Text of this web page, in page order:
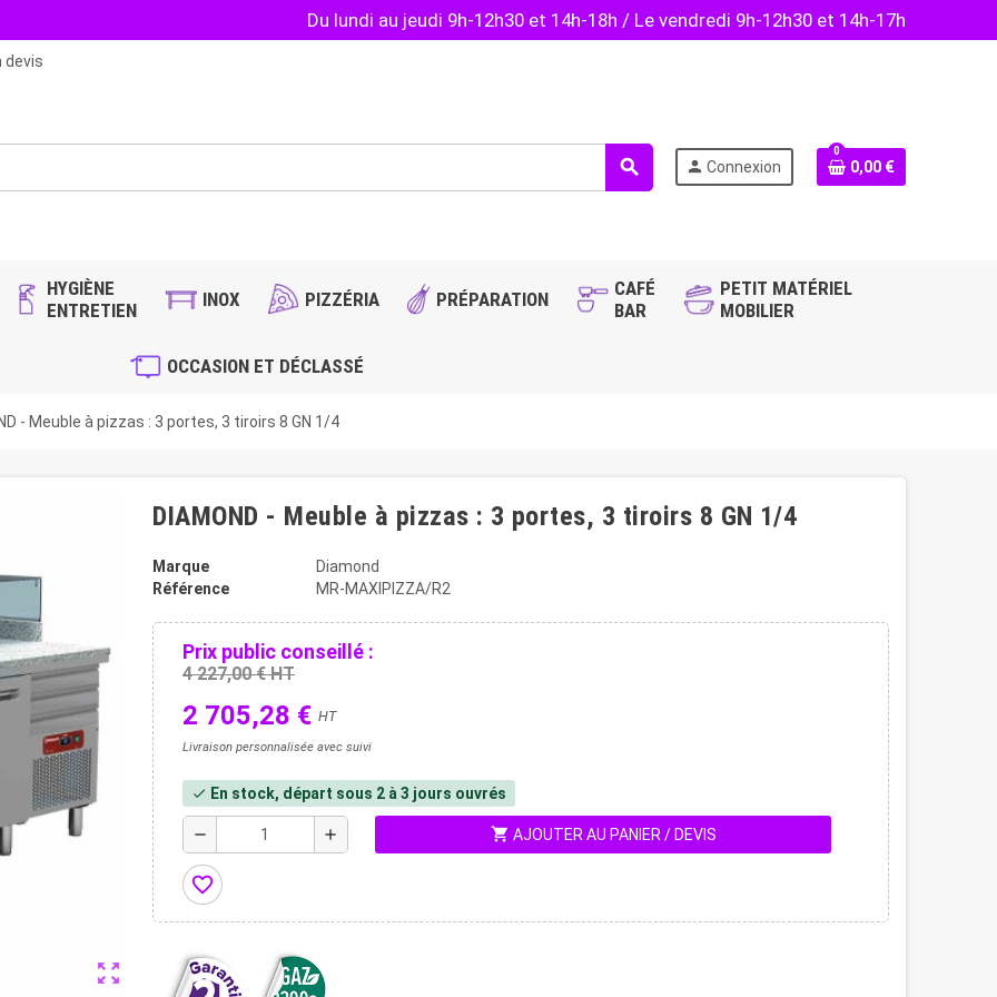
Du lundi au jeudi 9h-12h30 et 14h-18h / Le vendredi 9h-12h30 et 14h-17h
devis
search person Connexion
0
0,00 €
HYGIÈNE
ENTRETIEN
INOX PIZZÉRIA PRÉPARATION
CAFÉ
BAR
PETIT MATÉRIEL
MOBILIER
OCCASION ET DÉCLASSÉ
- Meuble à pizzas : 3 portes, 3 tiroirs 8 GN 1/4
zoom_out_map
DIAMOND - Meuble à pizzas : 3 portes, 3 tiroirs 8 GN 1/4
Marque
Diamond
Référence
MR-MAXIPIZZA/R2
Prix public conseillé :
4 227,00 € HT
2 705,28 € HT
Livraison personnalisée avec suivi
check En stock, départ sous 2 à 3 jours ouvrés
remove add shopping_cart AJOUTER AU PANIER / DEVIS
favorite_border